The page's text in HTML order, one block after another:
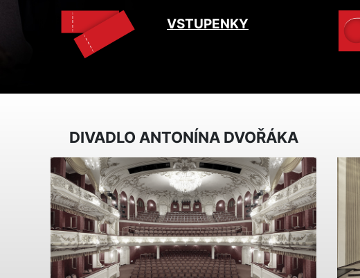
VSTUPENKY
DIVADLO ANTONÍNA DVOŘÁKA